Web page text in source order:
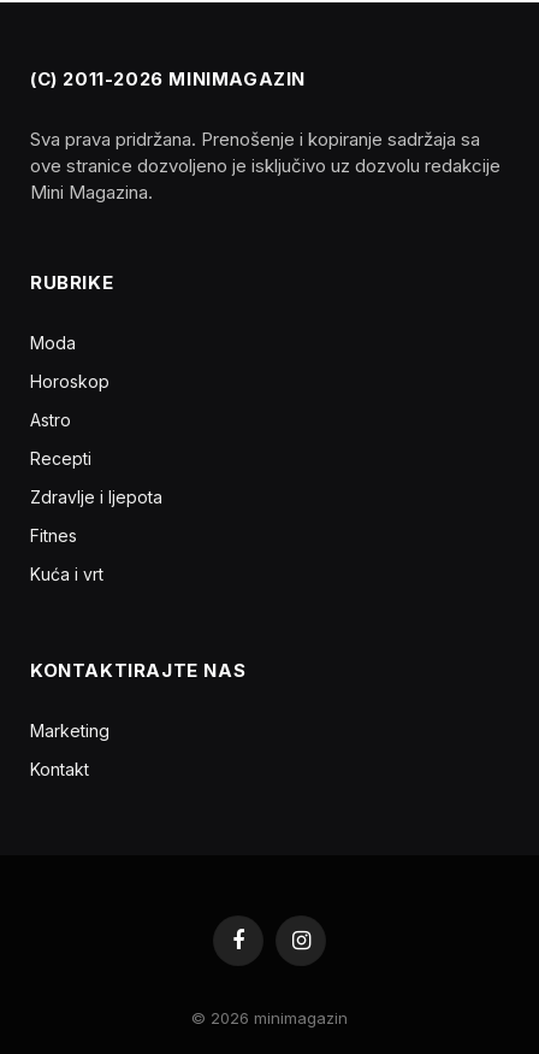
(C) 2011-2026 MINIMAGAZIN
Sva prava pridržana. Prenošenje i kopiranje sadržaja sa
ove stranice dozvoljeno je isključivo uz dozvolu redakcije
Mini Magazina.
RUBRIKE
Moda
Horoskop
Astro
Recepti
Zdravlje i ljepota
Fitnes
Kuća i vrt
KONTAKTIRAJTE NAS
Marketing
Kontakt
FacebookInstagram
© 2026 minimagazin